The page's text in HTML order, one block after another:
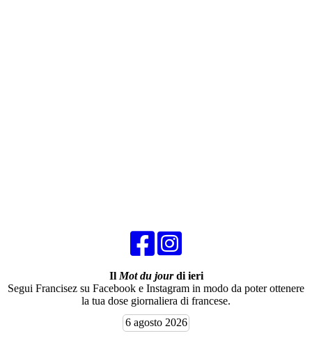
Il Mot du jourdi ieri
Segui Francisez su Facebook e Instagram in modo da poter ottenere
la tua dose giornaliera di francese.
6 agosto 2026